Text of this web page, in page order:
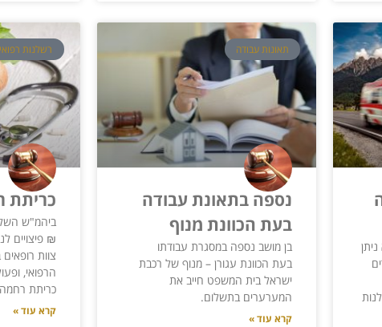
תאונות עבודה
נספה בתאונת עבודה
בעת הכוונת מנוף
בן מושב נספה במסגרת עבודתו
בעת הכוונת עגורן – מנוף של רכבת
ישראל בית המשפט חייב את
המערערים בתשלום.
קרא עוד »
רשלנות
כריתת
₪ פיצויים
צוות
הרפואי,
כריתת
קרא עוד »